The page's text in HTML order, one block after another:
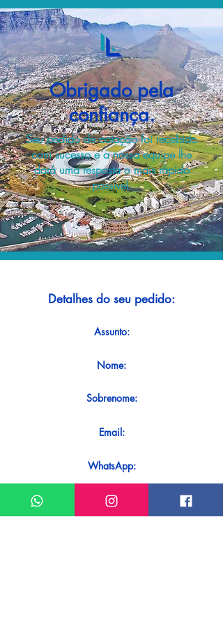
Obrigado pela
confiança.
Seu pedido de cotação foi recebido
com sucesso e a nossa equipe lhe
dará uma resposta o mais rápido
possível.
Detalhes do seu pedido:
Assunto:
Nome:
Sobrenome:
Email:
WhatsApp:
Mensagem: